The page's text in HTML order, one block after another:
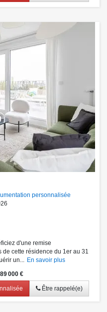
personnalisée
d'une remise
cette résidence du 1er au 31
un... En savoir plus
000 €
Être rappelé(e)